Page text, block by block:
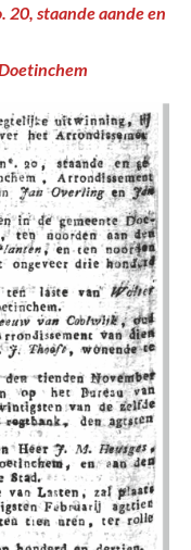
20, staande aande en